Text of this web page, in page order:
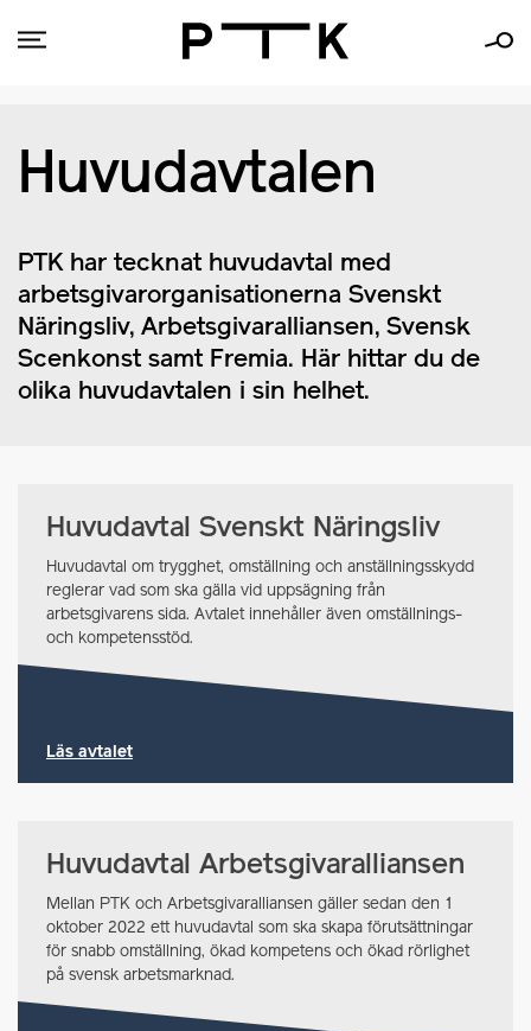
Huvudavtalen
PTK har tecknat huvudavtal med
arbetsgivarorganisationerna Svenskt
Näringsliv, Arbetsgivaralliansen, Svensk
Scenkonst samt Fremia. Här hittar du de
olika huvudavtalen i sin helhet.
Huvudavtal Svenskt Näringsliv
Huvudavtal om trygghet, omställning och anställningsskydd
reglerar vad som ska gälla vid uppsägning från
arbetsgivarens sida. Avtalet innehåller även omställnings-
och kompetensstöd.
Läs avtalet
Huvudavtal Arbetsgivaralliansen
Mellan PTK och Arbetsgivaralliansen gäller sedan den 1
oktober 2022 ett huvudavtal som ska skapa förutsättningar
för snabb omställning, ökad kompetens och ökad rörlighet
på svensk arbetsmarknad.